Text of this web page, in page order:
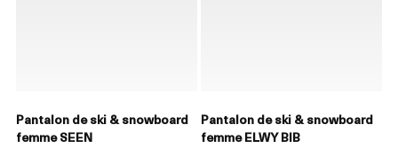
Pantalon de ski & snowboard
femme SEEN
Pantalon de ski & snowboard
femme ELWY BIB